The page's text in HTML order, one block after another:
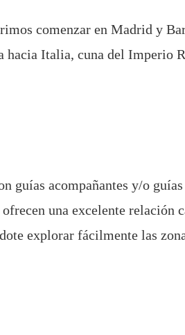
comenzar en Madrid y
hacia Italia, cuna del Imperio
guías acompañantes y/o
una excelente relación
explorar fácilmente las